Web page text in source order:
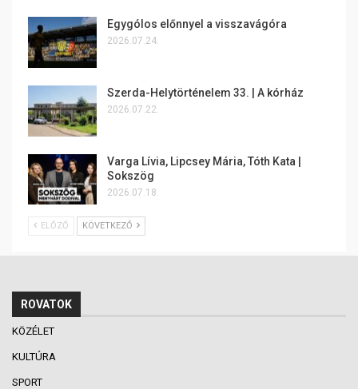
Egygólos előnnyel a visszavágóra
2026.07.24.
Szerda-Helytörténelem 33. | A kórház
2026.07.22.
Varga Lívia, Lipcsey Mária, Tóth Kata |
Sokszög
2026.07.18.
ELŐZŐ KÖVETKEZŐ
ROVATOK
KÖZÉLET
KULTÚRA
SPORT